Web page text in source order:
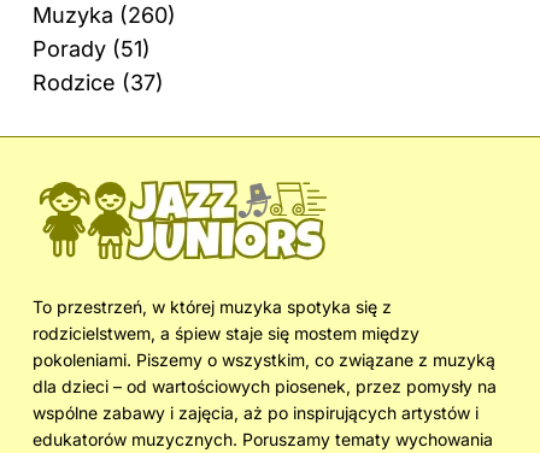
Muzyka (260)
Porady (51)
Rodzice (37)
To przestrzeń, w której muzyka spotyka się z
rodzicielstwem, a śpiew staje się mostem między
pokoleniami. Piszemy o wszystkim, co związane z muzyką
dla dzieci – od wartościowych piosenek, przez pomysły na
wspólne zabawy i zajęcia, aż po inspirujących artystów i
edukatorów muzycznych. Poruszamy tematy wychowania